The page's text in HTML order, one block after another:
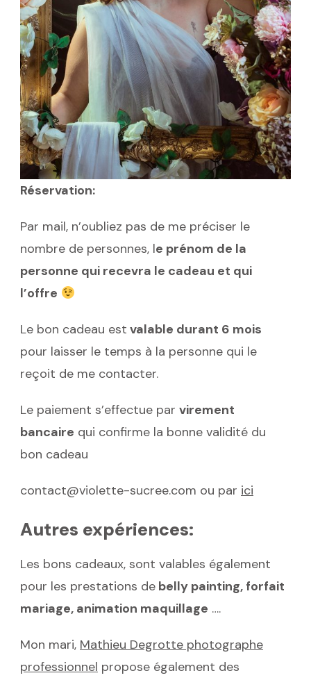
Réservation:
Par mail, n’oubliez pas de me préciser le
nombre de personnes, le prénom de la
personne qui recevra le cadeau et qui
l’offre
Le bon cadeau est valable durant 6 mois
pour laisser le temps à la personne qui le
reçoit de me contacter.
Le paiement s’effectue par virement
bancaire qui confirme la bonne validité du
bon cadeau
contact@violette-sucree.com ou par ici
Autres expériences:
Les bons cadeaux, sont valables également
pour les prestations de belly painting, forfait
mariage, animation maquillage ….
Mon mari, Mathieu Degrotte photographe
professionnel propose également des